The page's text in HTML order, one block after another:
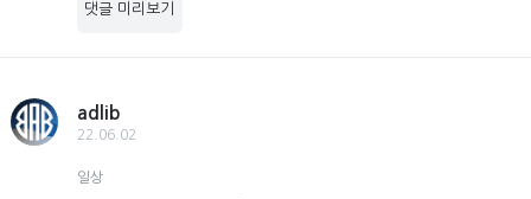
댓글 미리보기
adlib
22.06.02
일상